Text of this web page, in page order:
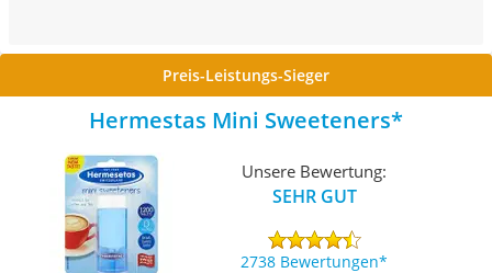
Preis-Leistungs-Sieger
Hermestas Mini Sweeteners
Unsere Bewertung:
SEHR GUT
2738 Bewertungen